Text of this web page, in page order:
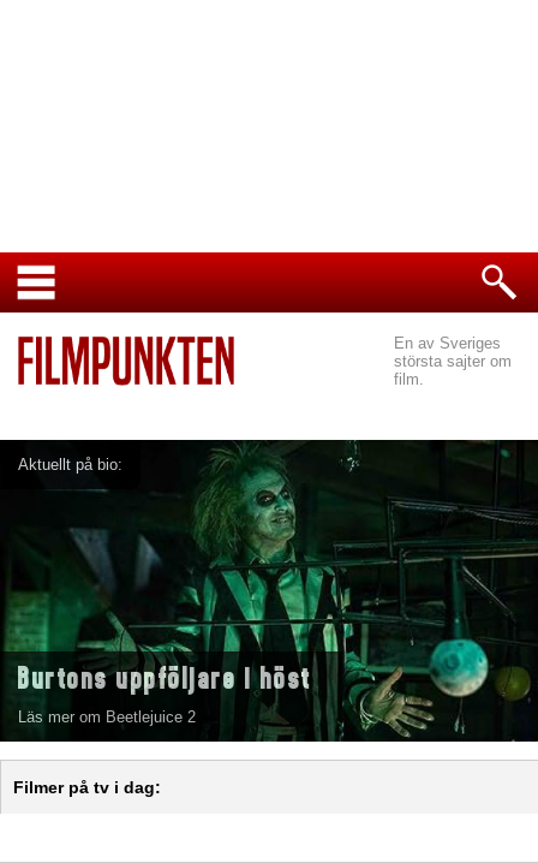
En av Sveriges
största sajter om
film.
Aktuellt på bio:
Burtons uppföljare i höst
Läs mer om Beetlejuice 2
Filmer på tv i dag: